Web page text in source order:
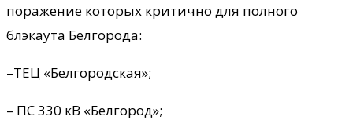
поражение которых критично для полного
блэкаута Белгорода:
–ТЕЦ «Белгородская»;
– ПС 330 кВ «Белгород»;